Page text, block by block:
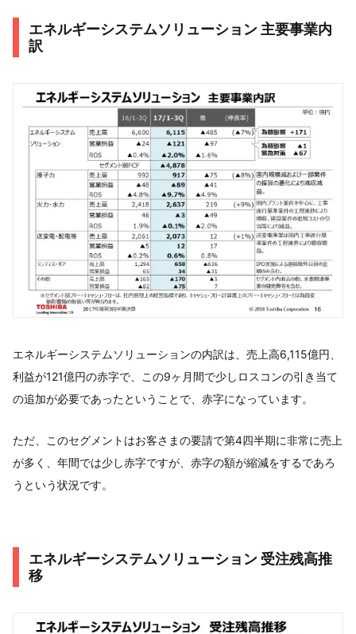
エネルギーシステムソリューション 主要事業内
訳
エネルギーシステムソリューションの内訳は、売上高6,115億円、
利益が121億円の赤字で、この9ヶ月間で少しロスコンの引き当て
の追加が必要であったということで、赤字になっています。
ただ、このセグメントはお客さまの要請で第4四半期に非常に売上
が多く、年間では少し赤字ですが、赤字の額が縮減をするであろ
うという状況です。
エネルギーシステムソリューション 受注残高推
移